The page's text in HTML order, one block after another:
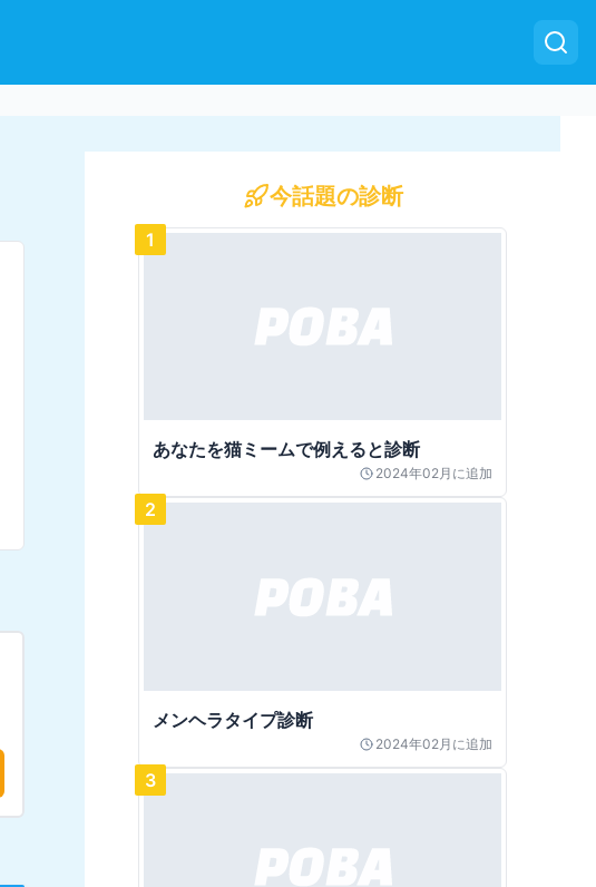
今話題の診断
1
あなたを猫ミームで例えると診断
2024年02月 に追加
2
メンヘラタイプ診断
2024年02月 に追加
3